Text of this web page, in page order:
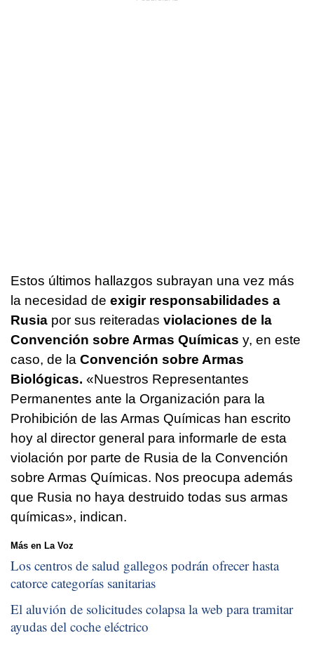
Estos últimos hallazgos subrayan una vez más
la necesidad de exigir responsabilidades a
Rusia por sus reiteradas violaciones de la
Convención sobre Armas Químicas y, en este
caso, de la Convención sobre Armas
Biológicas. «Nuestros Representantes
Permanentes ante la Organización para la
Prohibición de las Armas Químicas han escrito
hoy al director general para informarle de esta
violación por parte de Rusia de la Convención
sobre Armas Químicas. Nos preocupa además
que Rusia no haya destruido todas sus armas
químicas», indican.
Más en La Voz
Los centros de salud gallegos podrán ofrecer hasta
catorce categorías sanitarias
El aluvión de solicitudes colapsa la web para tramitar
ayudas del coche eléctrico